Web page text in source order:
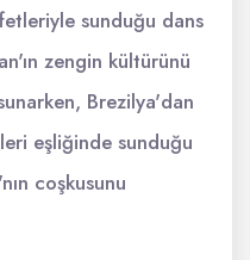
sunduğu dans
zengin kültürünü
Brezilya'dan
eşliğinde sunduğu
coşkusunu